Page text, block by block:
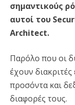
σημαντικούς
αυτοί του
Architect.
Παρόλο που οι
έχουν
προσόντα και
διαφορές τους.